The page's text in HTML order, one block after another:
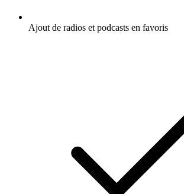
Ajout de radios et podcasts en favoris